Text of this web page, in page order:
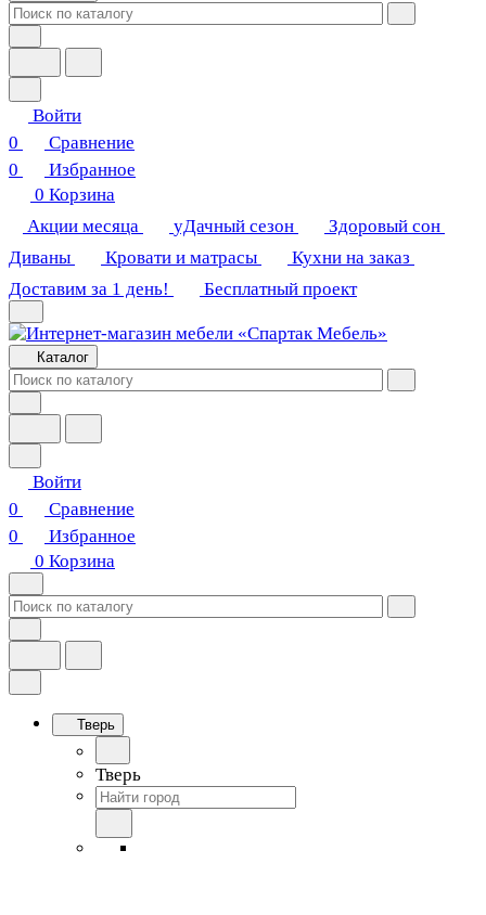
Войти
0
Сравнение
0
Избранное
0 Корзина
Акции месяца
уДачный сезон
Здоровый сон
Диваны
Кровати и матрасы
Кухни на заказ
Доставим за 1 день!
Бесплатный проект
Каталог
Войти
0
Сравнение
0
Избранное
0 Корзина
Тверь
Тверь